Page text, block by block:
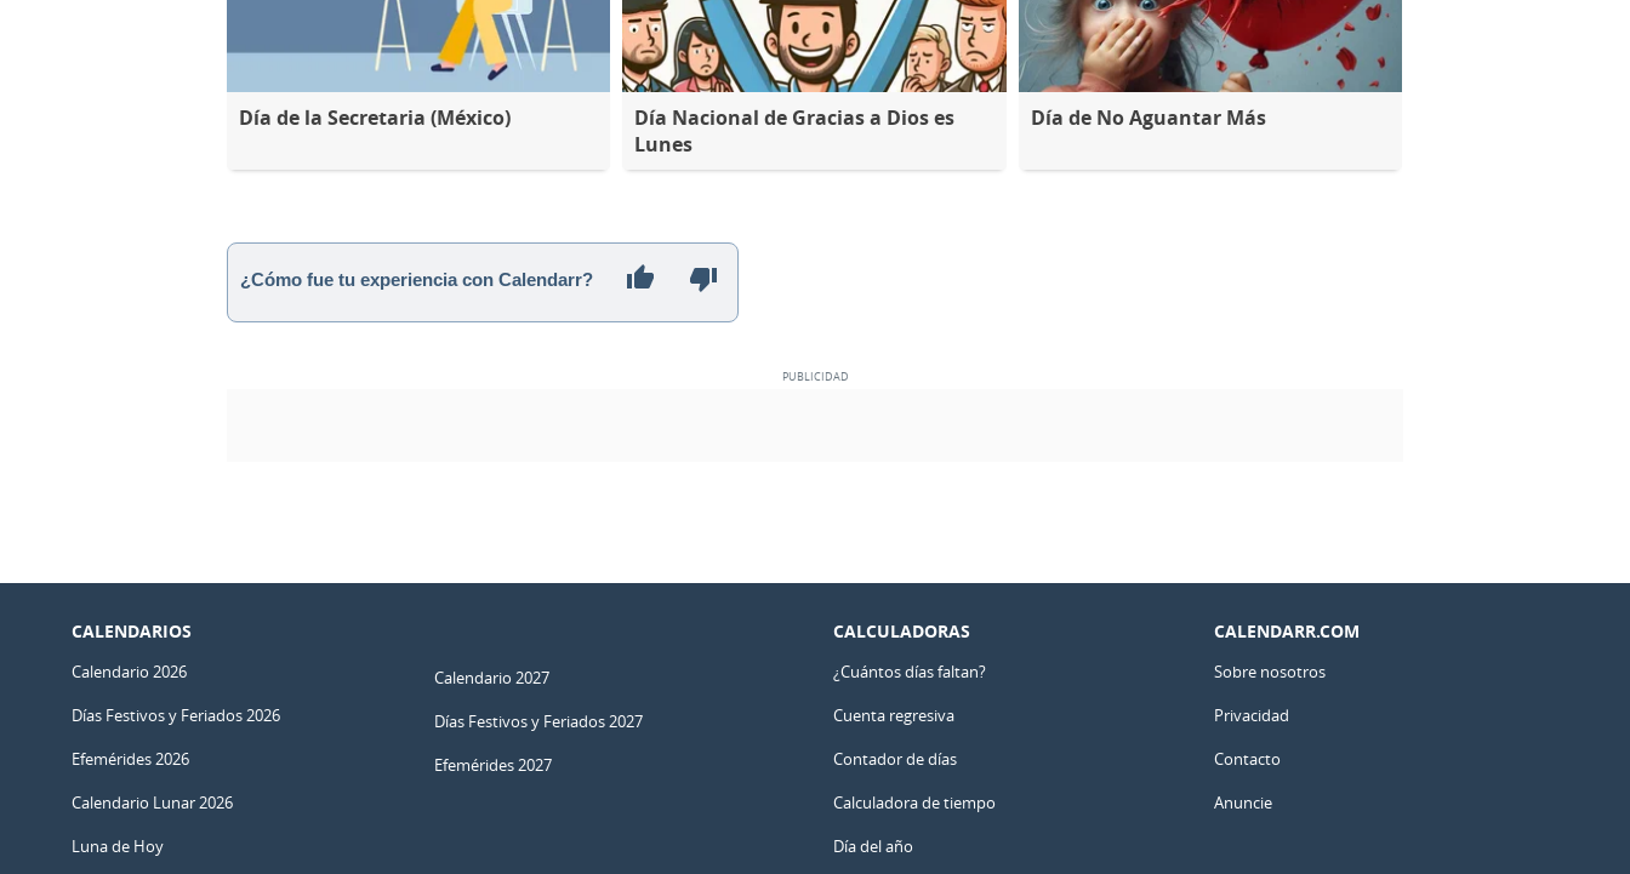
Día de la Secretaria (México)
Día Nacional de Gracias a Dios es
Lunes
Día de No Aguantar Más
¿Cómo fue tu experiencia con Calendarr?
CALENDARIOS
Calendario 2026
Días Festivos y Feriados 2026
Efemérides 2026
Calendario Lunar 2026
Luna de Hoy
Calendario 2027
Días Festivos y Feriados 2027
Efemérides 2027
CALCULADORAS
¿Cuántos días faltan?
Cuenta regresiva
Contador de días
Calculadora de tiempo
Día del año
CALENDARR.COM
Sobre nosotros
Privacidad
Contacto
Anuncie